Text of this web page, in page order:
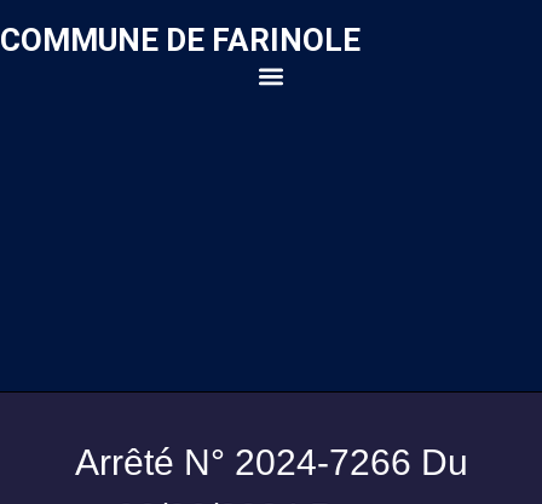
COMMUNE DE FARINOLE
Arrêté N° 2024-7266 Du